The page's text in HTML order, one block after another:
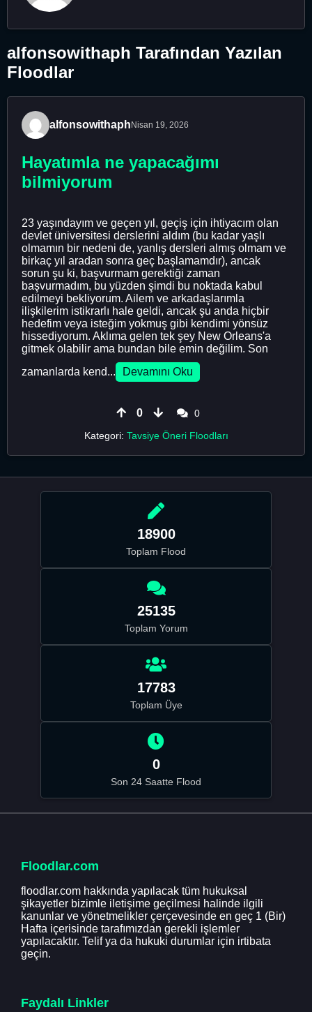
alfonsowithaph Tarafından Yazılan
Floodlar
alfonsowithaph Nisan 19, 2026
Hayatımla ne yapacağımı
bilmiyorum
23 yaşındayım ve geçen yıl, geçiş için ihtiyacım olan
devlet üniversitesi derslerini aldım (bu kadar yaşlı
olmamın bir nedeni de, yanlış dersleri almış olmam ve
birkaç yıl aradan sonra geç başlamamdır), ancak
sorun şu ki, başvurmam gerektiği zaman
başvurmadım, bu yüzden şimdi bu noktada kabul
edilmeyi bekliyorum. Ailem ve arkadaşlarımla
ilişkilerim istikrarlı hale geldi, ancak şu anda hiçbir
hedefim veya isteğim yokmuş gibi kendimi yönsüz
hissediyorum. Aklıma gelen tek şey New Orleans'a
gitmek olabilir ama bundan bile emin değilim. Son
zamanlarda kend...
Devamını Oku
0
0
Kategori: Tavsiye Öneri Floodları
18900
Toplam Flood
25135
Toplam Yorum
17783
Toplam Üye
0
Son 24 Saatte Flood
Floodlar.com
floodlar.com hakkında yapılacak tüm hukuksal
şikayetler bizimle iletişime geçilmesi halinde ilgili
kanunlar ve yönetmelikler çerçevesinde en geç 1 (Bir)
Hafta içerisinde tarafımızdan gerekli işlemler
yapılacaktır. Telif ya da hukuki durumlar için irtibata
geçin.
Faydalı Linkler